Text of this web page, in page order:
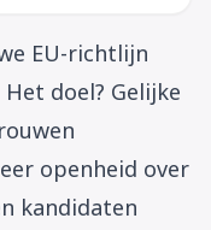
EU-richtlijn
doel? Gelijke
openheid over
kandidaten